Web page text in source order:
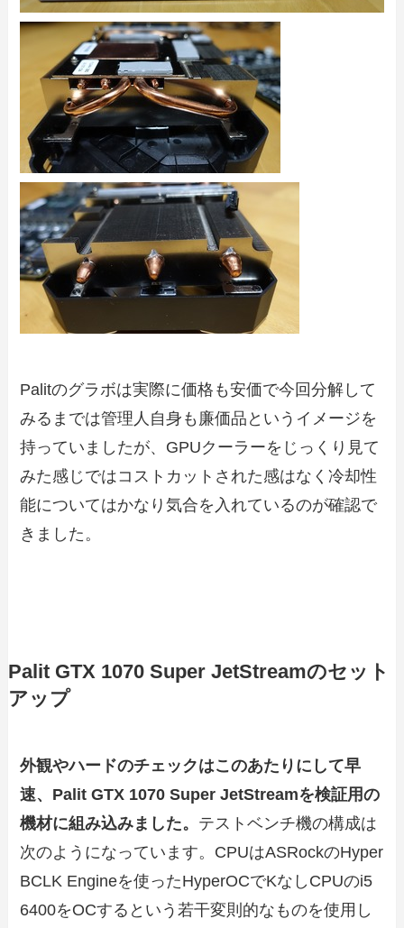
Palitのグラボは実際に価格も安価で今回分解して
みるまでは管理人自身も廉価品というイメージを
持っていましたが、GPUクーラーをじっくり見て
みた感じではコストカットされた感はなく冷却性
能についてはかなり気合を入れているのが確認で
きました。
Palit GTX 1070 Super JetStreamのセット
アップ
外観やハードのチェックはこのあたりにして早
速、Palit GTX 1070 Super JetStreamを検証用の
機材に組み込みました。 テストベンチ機の構成は
次のようになっています。CPUはASRockのHyper
BCLK Engineを使ったHyperOCでKなしCPUのi5
6400をOCするという若干変則的なものを使用し